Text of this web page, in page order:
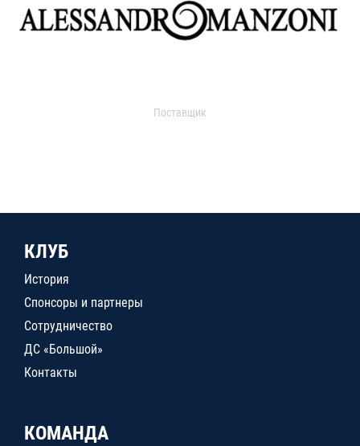
Поставщик
КЛУБ
История
Спонсоры и партнеры
Сотрудничество
ДС «Большой»
Контакты
КОМАНДА